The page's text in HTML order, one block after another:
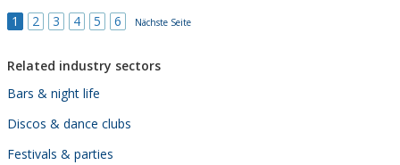
1
2 3 4 5 6 Nächste Seite
Related industry sectors
Bars & night life
Discos & dance clubs
Festivals & parties